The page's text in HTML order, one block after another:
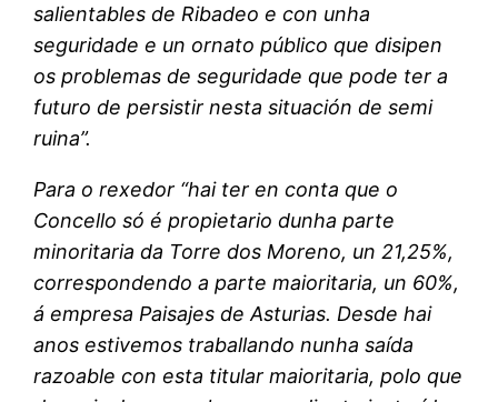
salientables de Ribadeo e con unha
seguridade e un ornato público que disipen
os problemas de seguridade que pode ter a
futuro de persistir nesta situación de semi
ruina”.
Para o rexedor “hai ter en conta que o
Concello só é propietario dunha parte
minoritaria da Torre dos Moreno, un 21,25%,
correspondendo a parte maioritaria, un 60%,
á empresa Paisajes de Asturias. Desde hai
anos estivemos traballando nunha saída
razoable con esta titular maioritaria, polo que